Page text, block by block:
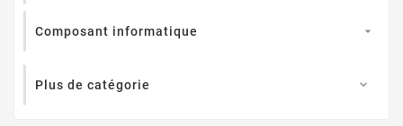
Composant informatique 
Plus de catégorie 